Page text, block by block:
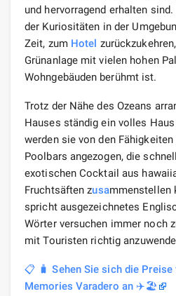
und hervorragend erhalten
der Kuriositäten in der
Zeit, zum Hotel
Grünanlage mit vielen hohen
Wohngebäuden berühmt ist.
Trotz der Nähe des Ozeans
Hauses ständig ein volles
werden sie von den
Poolbars angezogen, die
exotischen Cocktail aus
Fruchtsäften zusammenstellen
spricht ausgezeichnetes
Wörter versuchen immer noch
mit Touristen richtig
📋 🧳 Sehen Sie sich die Preise
Memories Varadero an ✈️🏖️